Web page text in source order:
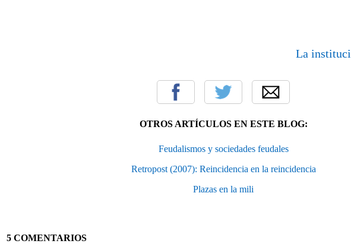
La
OTROS ARTÍCULOS EN ESTE BLOG:
Feudalismos y sociedades feudales
Retropost (2007): Reincidencia en la reincidencia
Plazas en la mili
5 COMENTARIOS